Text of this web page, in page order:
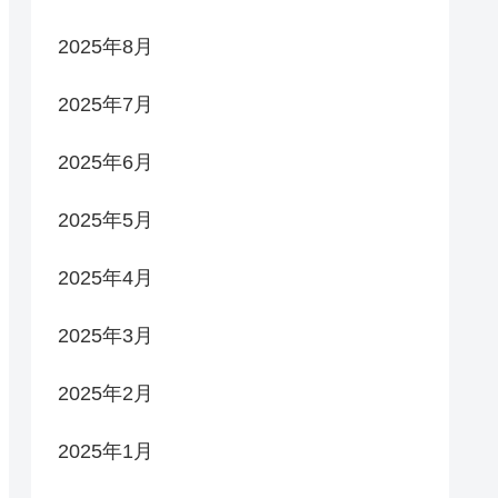
2025年8月
2025年7月
2025年6月
2025年5月
2025年4月
2025年3月
2025年2月
2025年1月